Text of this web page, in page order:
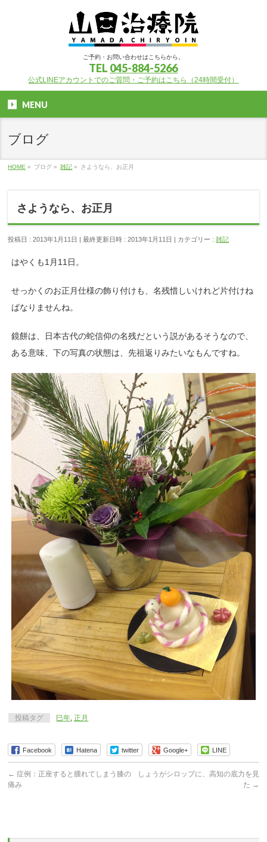
ご予約・お問い合わせはこちらから。
TEL 045-884-5266
公式LINEアカウントでのご質問・ご予約はこちら（24時間受付）
MENU
ブログ
HOME » ブログ » 雑記 » さようなら、お正月
さようなら、お正月
投稿日 : 2013年1月11日 最終更新日時 : 2013年1月11日 カテゴリー :雑記
はやくも1月11日。
せっかくのお正月仕様の飾り付けも、名残惜しいけれど片付けね
ばなりませんね。
鏡餅は、日本古代の蛇信仰の名残だという説があるそうなので、
ある意味、下の写真の状態は、先祖返りみたいなもんですね。
投稿タグ 巳年,正月
Facebook Hatena twitter Google+ LINE
← 症例：正座すると腫れてしまう膝の
痛み
しょうがシロップに、高知の底力を見
た →